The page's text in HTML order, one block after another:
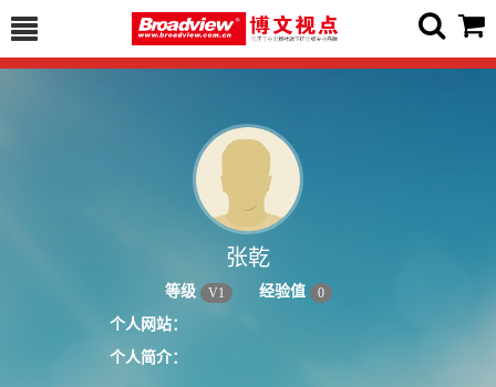
张乾
等级 V1 经验值 0
个人网站：
个人简介：